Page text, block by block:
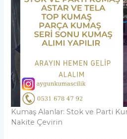
Kumaş Alanlar: Stok ve Parti
Nakite Çevirin